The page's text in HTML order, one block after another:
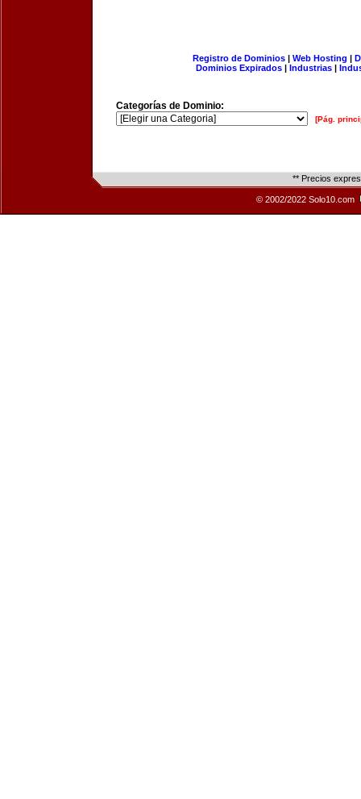
Registro de Dominios| Web Hosting |
Dominios Expirados | Industrias |
Categorías de Dominio:
[Pág.
** Precios
© 2002/2022 Solo10.com